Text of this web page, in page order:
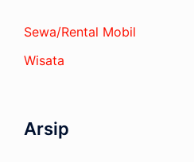
Sewa/Rental Mobil
Wisata
Arsip